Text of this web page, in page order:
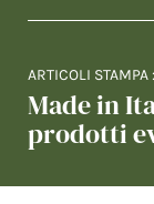
ARTICOLI STAMPA
Made in
prodotti